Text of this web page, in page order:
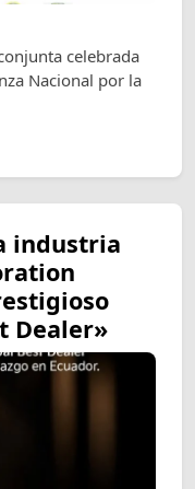
celebrada
Nacional por la
industria
Dealer»